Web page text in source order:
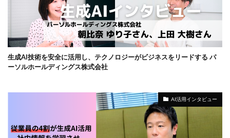
生成AI技術を安全に活用し、テクノロジーがビジネスをリードする パ
ーソルホールディングス株式会社
AI活用インタビュー